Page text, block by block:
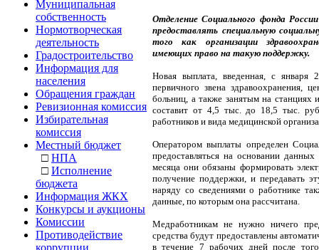
Муниципальная
собственность
Нормотворческая
деятельность
Градостроительство
Информация для
населения
Обращения граждан
Ревизионная комиссия
Избирательная
комиссия
Местный бюджет
□ НПА
□ Исполнение
бюджета
Информация ЖКХ
Конкурсы и аукционы
Комиссии
Противодействие
коррупции
Отделение Социального фонда
предоставлять специальную
того как организации
имеющих право на такую поддержку.
Новая выплата, введенная, с января
первичного звена здравоохранения,
больниц, а также занятым на
составит от 4,5 тыс. до 18,5 тыс.
работников и вида медицинской
Оператором выплаты определен
предоставляться на основании
месяца они обязаны формировать
получение поддержки, и передавать
наряду со сведениями о работнике
данные, по которым она рассчитана.
Медработникам не нужно ничего
средства будут предоставлены
в течение 7 рабочих дней после